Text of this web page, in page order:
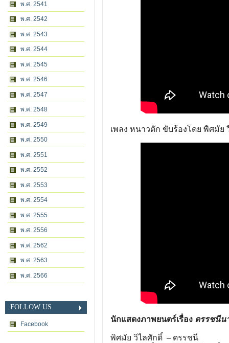
พ.ศ. 2541
พ.ศ. 2542
พ.ศ. 2543
พ.ศ. 2544
พ.ศ. 2545
พ.ศ. 2546
พ.ศ. 2547
พ.ศ. 2548
พ.ศ. 2549
พ.ศ. 2550
พ.ศ. 2551
พ.ศ. 2552
พ.ศ. 2553
พ.ศ. 2554
พ.ศ. 2555
พ.ศ. 2556
พ.ศ. 2562
พ.ศ. 2563
พ.ศ. 2566
FOLLOW US
Facebook
เพลง หนาวตัก ขับร้องโดย พิศมัย
นักแสดงภาพยนตร์เรื่อง ดรรชนีน
พิศมัย วิไลศักดิ์ – ดรรชนี